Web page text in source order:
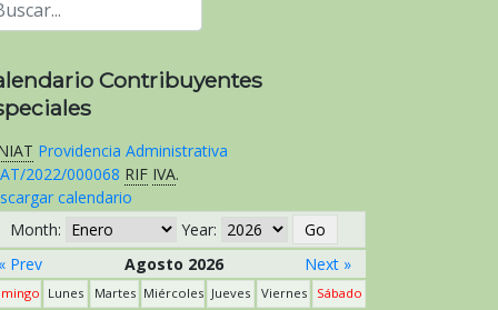
Contribuyentes
Providencia Administrativa
2022/000068 RIF IVA.
calendario
Month:
Year:
« Prev
Agosto 2026 Next »
Lunes Martes Miércoles Jueves Viernes Sábado